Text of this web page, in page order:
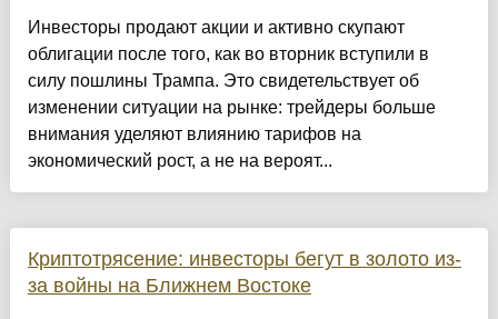
Инвесторы продают акции и активно скупают
облигации после того, как во вторник вступили в
силу пошлины Трампа. Это свидетельствует об
изменении ситуации на рынке: трейдеры больше
внимания уделяют влиянию тарифов на
экономический рост, а не на вероят...
Криптотрясение: инвесторы бегут в золото из-
за войны на Ближнем Востоке